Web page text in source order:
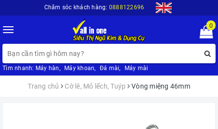
Chăm sóc khách hàng: 0888122696
Toggle
navigation
0
Tìm nhanh: Máy hàn, Máy khoan, Đá mài, Máy mài
Trang chủ Cờ lê, Mỏ lếch, Tuýp Vòng miệng 46mm